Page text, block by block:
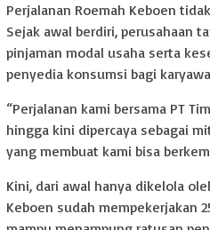
Perjalanan Roemah Keboen
Sejak awal berdiri, perusahaan
pinjaman modal usaha serta
penyedia konsumsi bagi
“Perjalanan kami bersama PT
hingga kini dipercaya sebagai
yang membuat kami bisa
Kini, dari awal hanya dikelola
Keboen sudah mempekerjakan